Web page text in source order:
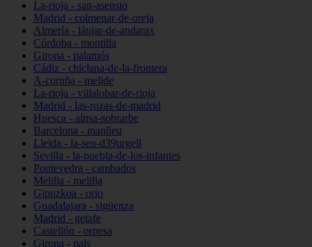
La-rioja - san-asensio
Madrid - colmenar-de-oreja
Almería - láujar-de-andarax
Córdoba - montilla
Girona - palamós
Cádiz - chiclana-de-la-frontera
A-coruña - melide
La-rioja - villalobar-de-rioja
Madrid - las-rozas-de-madrid
Huesca - aínsa-sobrarbe
Barcelona - manlleu
Lleida - la-seu-d39urgell
Sevilla - la-puebla-de-los-infantes
Pontevedra - cambados
Melilla - melilla
Gipuzkoa - orio
Guadalajara - sigüenza
Madrid - getafe
Castellón - orpesa
Girona - pals